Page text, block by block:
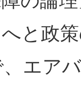
と政
エア